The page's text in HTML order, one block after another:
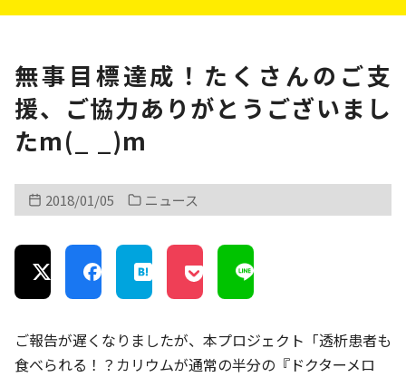
移
無事目標達成！たくさんのご支
援、ご協力ありがとうございまし
たm(_ _)m
2018/01/05 ニュース
ご報告が遅くなりましたが、本プロジェクト「透析患者も
食べられる！？カリウムが通常の半分の『ドクターメロ